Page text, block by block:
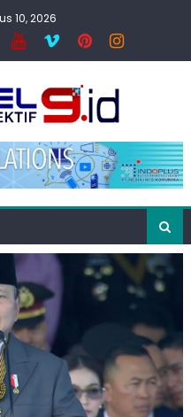
10, 2026